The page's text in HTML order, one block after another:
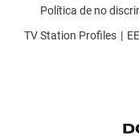
Política de no
TV Station Profiles